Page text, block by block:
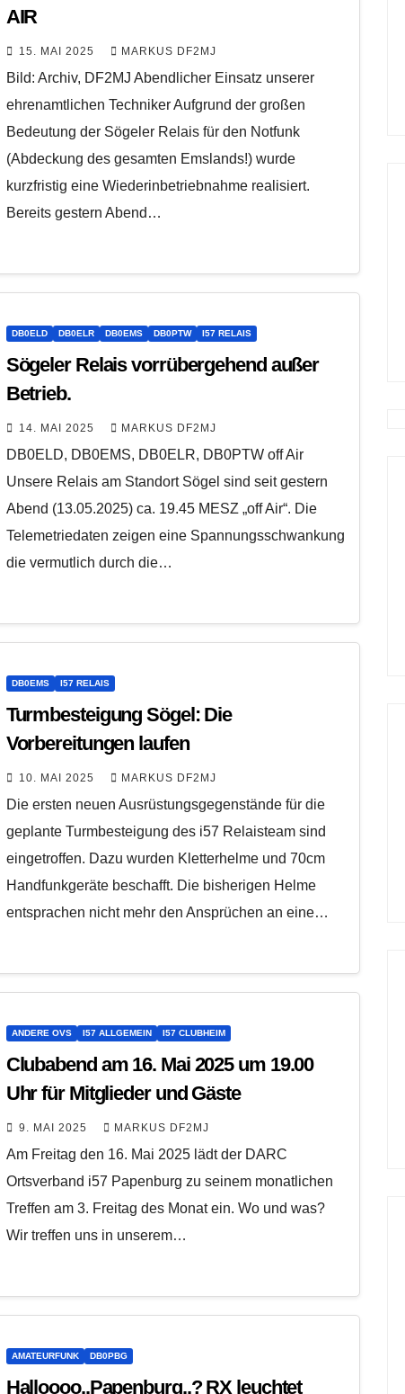
AIR
15. MAI 2025 MARKUS DF2MJ
Bild: Archiv, DF2MJ Abendlicher Einsatz unserer
ehrenamtlichen Techniker Aufgrund der großen
Bedeutung der Sögeler Relais für den Notfunk
(Abdeckung des gesamten Emslands!) wurde
kurzfristig eine Wiederinbetriebnahme realisiert.
Bereits gestern Abend…
DB0ELD DB0ELR DB0EMS DB0PTW I57 RELAIS
Sögeler Relais vorrübergehend außer
Betrieb.
14. MAI 2025 MARKUS DF2MJ
DB0ELD, DB0EMS, DB0ELR, DB0PTW off Air
Unsere Relais am Standort Sögel sind seit gestern
Abend (13.05.2025) ca. 19.45 MESZ „off Air“. Die
Telemetriedaten zeigen eine Spannungsschwankung
die vermutlich durch die…
DB0EMS I57 RELAIS
Turmbesteigung Sögel: Die
Vorbereitungen laufen
10. MAI 2025 MARKUS DF2MJ
Die ersten neuen Ausrüstungsgegenstände für die
geplante Turmbesteigung des i57 Relaisteam sind
eingetroffen. Dazu wurden Kletterhelme und 70cm
Handfunkgeräte beschafft. Die bisherigen Helme
entsprachen nicht mehr den Ansprüchen an eine…
ANDERE OVS I57 ALLGEMEIN I57 CLUBHEIM
Clubabend am 16. Mai 2025 um 19.00
Uhr für Mitglieder und Gäste
9. MAI 2025 MARKUS DF2MJ
Am Freitag den 16. Mai 2025 lädt der DARC
Ortsverband i57 Papenburg zu seinem monatlichen
Treffen am 3. Freitag des Monat ein. Wo und was?
Wir treffen uns in unserem…
AMATEURFUNK DB0PBG
Halloooo..Papenburg..? RX leuchtet